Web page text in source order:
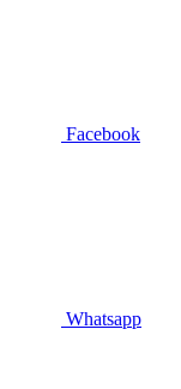
Facebook
Whatsapp